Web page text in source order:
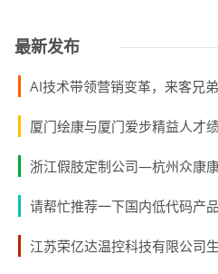
最新发布
AI技术带领营销变革，来客兄
厦门绘康与厦门爱步精益人才
浙江假肢定制公司—杭州众康
请帮忙推荐一下国内低代码产
江苏荣亿达温控科技有限公司